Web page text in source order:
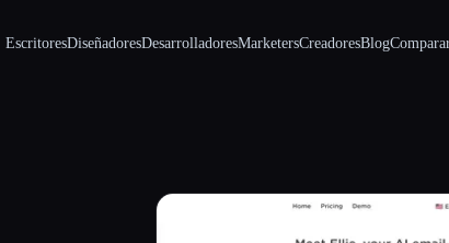
EscritoresDiseñadoresDesarrolladoresMarketersCreadoresBlog